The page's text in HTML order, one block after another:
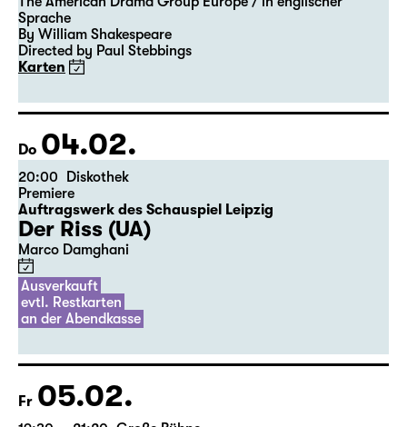
18:00 Große Bühne
Gastspiel
Macbeth
The American Drama Group Europe / in englischer
By William Shakespeare
Directed by Paul Stebbings
Karten
Do 04.02.
20:00 Diskothek
Premiere
Auftragswerk des Schauspiel Leipzig
Der Riss (UA)
Marco Damghani
Ausverkauft
evtl. Restkarten
an der Abendkasse